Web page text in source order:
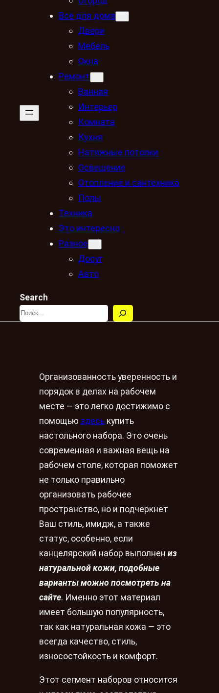
Всё для дома
Двери
Мебель
Окна
Ремонт
Ванная
Интерьер
Комната
Кухня
Натяжные потолки
Освещение
Отопление и сантехника
Полы
Техника
Это интересно
Разное
Досуг
Авто
Search
Организованность уверенность и
порядок в делах на рабочем
месте — это легко достижимо с
помощью здесь купить
настольного набора. Это очень
современная и важная вещь на
рабочем столе, которая поможет
не только правильно
организовать рабочее
пространство, но и подчеркнет
Ваш стиль, имидж, а также
статус, особенно, если
канцелярский набор выполнен из
натуральной кожи, подобные
варианты можно посмотреть на
сайте. Именно этот материал
имеет большую популярность,
так как натуральная кожа — это
всегда качество, стиль,
износостойкость и комфорт.
Этот сегмент наборов относится